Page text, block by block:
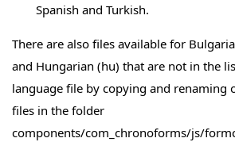
Spanish and Turkish.
There are also files available for
and Hungarian (hu) that are not in the
language file by copying and renaming
files in the folder
components/com_chronoforms/js/